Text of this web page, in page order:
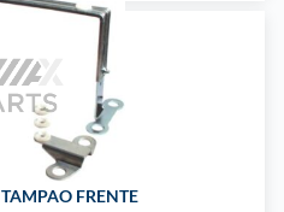
FRENTE